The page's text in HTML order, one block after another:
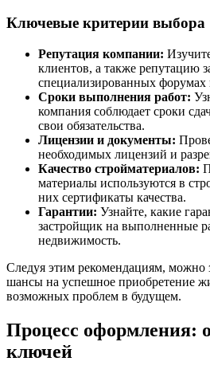
Ключевые критерии выбора
Репутация компании:
клиентов, а также репутацию
специализированных форумах
Сроки выполнения работ:
компания соблюдает сроки
свои обязательства.
Лицензии и документы:
необходимых лицензий и
Качество стройматериалов:
материалы используются в
них сертификаты качества.
Гарантии: Узнайте, какие
застройщик на выполненные
недвижимость.
Следуя этим рекомендациям, можно
шансы на успешное приобретение
возможных проблем в будущем.
Процесс оформления:
ключей